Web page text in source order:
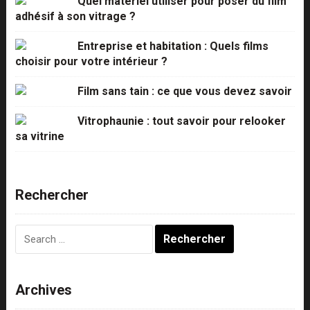
adhésif à son vitrage ?
Entreprise et habitation : Quels films
choisir pour votre intérieur ?
Film sans tain : ce que vous devez savoir
Vitrophaunie : tout savoir pour relooker
sa vitrine
Rechercher
Archives